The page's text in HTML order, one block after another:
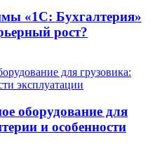
«1С: Бухгалтерия»
рост?
оборудование для
и особенности